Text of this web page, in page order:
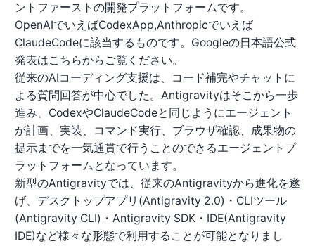
ントファーストの開発プラットフォームです。
OpenAIでいえばCodexApp,Anthropicでいえば
ClaudeCodeに該当するものです。Googleの日本語公式
発表はこちらからご覧ください。
従来のAIコーディング支援は、コード補完やチャットに
よる質問回答が中心でした。Antigravityはそこから一歩
進み、CodexやClaudeCodeと同じようにエージェント
が計画、実装、コマンド実行、ブラウザ確認、成果物の
提示までを一気通貫で行うことのできるエージェントプ
ラットフォームとなっています。
新型のAntigravityでは、従来のAntigravityから進化を遂
げ、デスクトップアプリ(Antigravity 2.0)・CLIツール
(Antigravity CLI)・Antigravity SDK・IDE(Antigravity
IDE)など様々な形態で利用することが可能となりまし